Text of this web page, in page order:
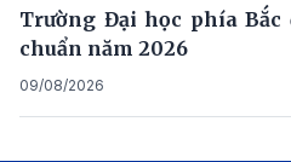
Trường Đại học phía Bắc
chuẩn năm 2026
09/08/2026